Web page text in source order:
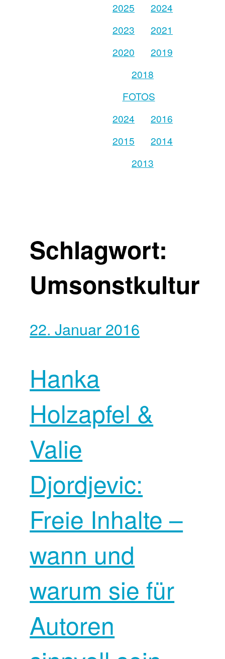
2025
2024
2023
2021
2020
2019
2018
FOTOS
2024
2016
2015
2014
2013
Schlagwort:
Umsonstkultur
22. Januar 2016
Hanka
Holzapfel &
Valie
Djordjevic:
Freie Inhalte –
wann und
warum sie für
Autoren